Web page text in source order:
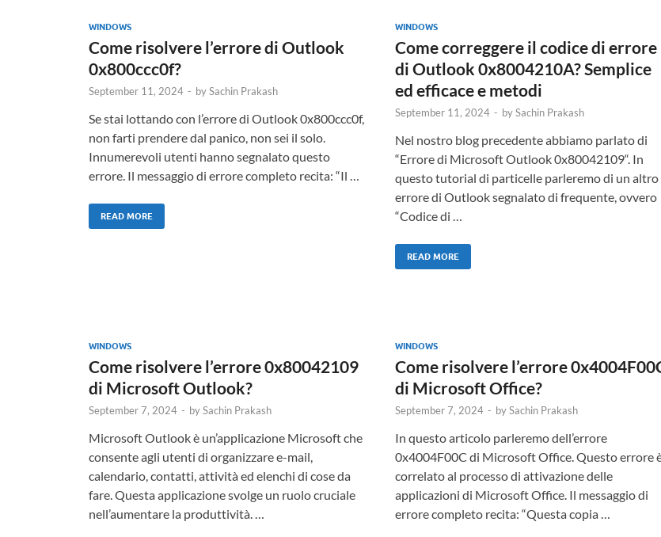
WINDOWS
Come risolvere l’errore di Outlook
0x800ccc0f?
September 11, 2024 - bySachin Prakash
Se stai lottando con l’errore di Outlook 0x800ccc0f,
non farti prendere dal panico, non sei il solo.
Innumerevoli utenti hanno segnalato questo
errore. Il messaggio di errore completo recita: “Il …
READ MORE
WINDOWS
Come correggere il codice di errore
di Outlook 0x8004210A? Semplice
ed efficace e metodi
September 11, 2024 - bySachin Prakash
Nel nostro blog precedente abbiamo parlato di
“Errore di Microsoft Outlook 0x80042109“. In
questo tutorial di particelle parleremo di un altro
errore di Outlook segnalato di frequente, ovvero
“Codice di …
READ MORE
WINDOWS
Come risolvere l’errore 0x80042109
di Microsoft Outlook?
September 7, 2024 - bySachin Prakash
Microsoft Outlook è un’applicazione Microsoft che
consente agli utenti di organizzare e-mail,
calendario, contatti, attività ed elenchi di cose da
fare. Questa applicazione svolge un ruolo cruciale
nell’aumentare la produttività. …
WINDOWS
Come risolvere l’errore
di Microsoft Office?
September 7, 2024 - bySachin Prakash
In questo articolo parleremo dell’errore
0x4004F00C di Microsoft Office. Questo errore
correlato al processo di attivazione delle
applicazioni di Microsoft Office. Il messaggio di
errore completo recita: “Questa copia …